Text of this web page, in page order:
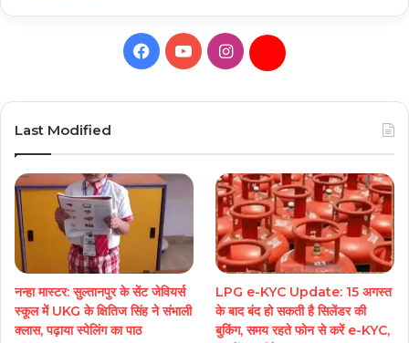
Facebook
YouTubeInstagramDaily
Last Modified
नन्हा मास्टर: सुल्तानपुर के सेंट जेवियर्स
स्कूल में UKG के क्षितिज सिंह ने संभाली
क्लास, पढ़ाया स्पेलिंग का पाठ
LPG e-KYC Update: 15 अगस्त
के बाद बंद हो सकती है सिलेंडर की
बुकिंग, समय रहते फोन से करें e-KYC,